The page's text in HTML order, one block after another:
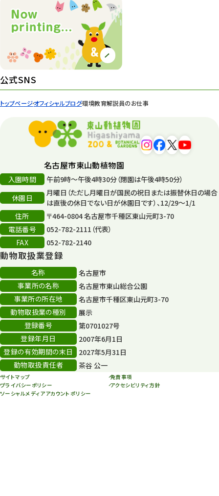
トップページオフィシャルブログ環境教育解説員のお仕事
イベント
園内の様子
遊園地 6
平和公園
再生
再生フォーラム 14
80周年
その他
その他イベント
スカイタワー
年末年始のイベント
秋まつり
公式SNS
名古屋市東山動植物園
入園時間
午前9時～午後4時30分（閉園は午後4時50分）
休園日
月曜日（ただし月曜日が国民の祝日または振替休日の場合
は直後の休日でない日が休園日です）、12/29～1/1
住所
〒464-0804 名古屋市千種区東山元町3-70
電話番号
052-782-2111（代表）
FAX
052-782-2140
動物取扱業登録
名称
名古屋市
事業所の名称
名古屋市東山総合公園
事業所の所在地
名古屋市千種区東山元町3-70
動物取扱業の種別
展示
登録番号
第0701027号
登録年月日
2007年6月1日
登録の有効期間の末日
2027年5月31日
動物取扱責任者
茶谷 公一
サイトマップ
免責事項
プライバシーポリシー
アクセシビリティ方針
ソーシャルメディアアカウントポリシー